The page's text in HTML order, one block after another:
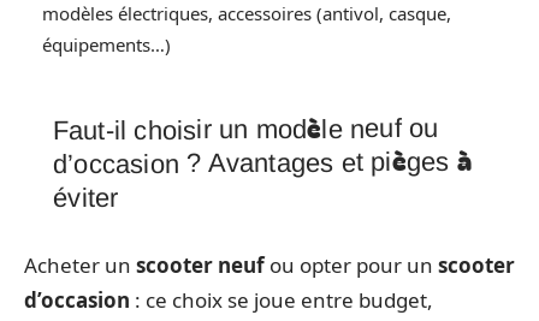
modèles électriques, accessoires (antivol, casque,
équipements…)
Faut-il choisir un modèle neuf ou
d’occasion ? Avantages et pièges à
éviter
Acheter un scooter neufou opter pour un scooter
d’occasion : ce choix se joue entre budget,